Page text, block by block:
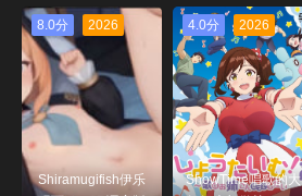
8.0分
2026
Shiramugifish伊乐
4.0分 2026
ShowTime唱歌的大